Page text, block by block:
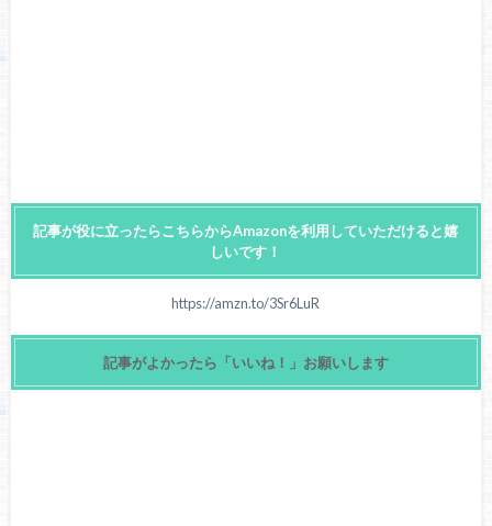
記事が役に立ったらこちらからAmazonを利用していただけると嬉
しいです！
https://amzn.to/3Sr6LuR
記事がよかったら「いいね！」お願いします